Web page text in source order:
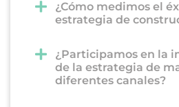
¿Cómo medimos el
estrategia de
¿Participamos en la
de la estrategia de
diferentes canales?